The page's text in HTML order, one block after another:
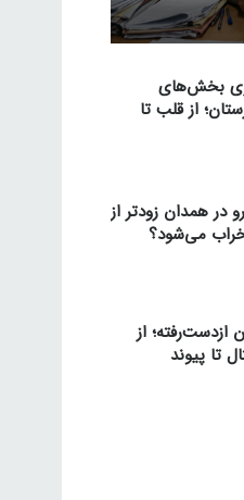
بخش‌های
از قلب تا
در همدان زودتر از
می‌شود؟
ازدست‌رفته؛ از
تا پیوند